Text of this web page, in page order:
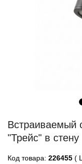
Встраиваемый
"Трейс" в стену
Код товара: 226455 (